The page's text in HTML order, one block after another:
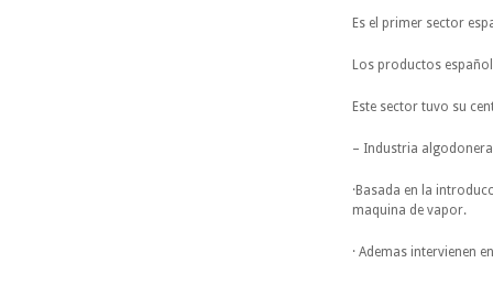
Es el primer sector
Los productos
Este sector tuvo su
– Industria
·Basada en la
maquina de vapor.
· Ademas intervienen